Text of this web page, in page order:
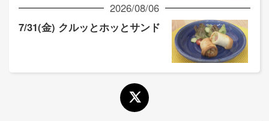
2026/08/06
7/31(金) クルッとホッとサンド